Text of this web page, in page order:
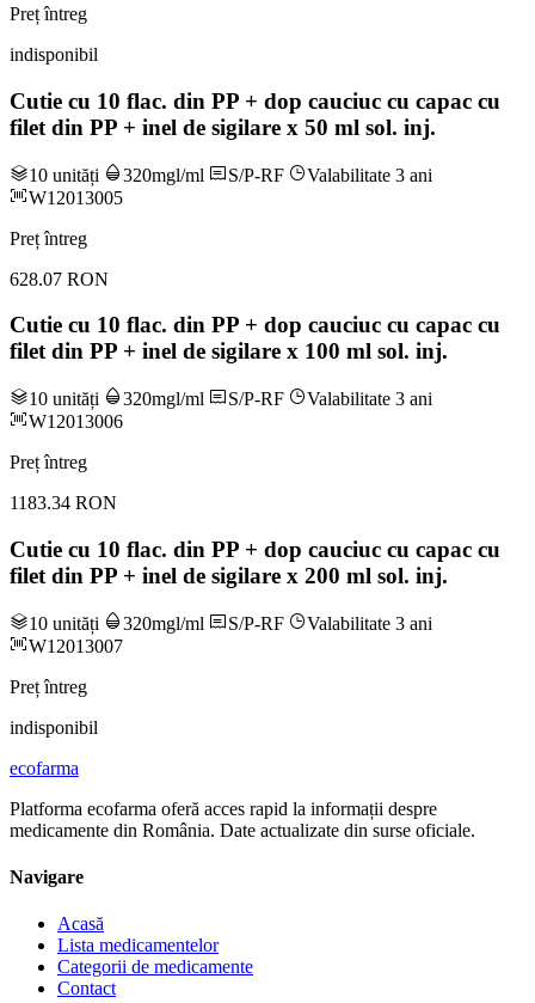
Preț întreg
indisponibil
Cutie cu 10 flac. din PP + dop cauciuc cu capac cu
filet din PP + inel de sigilare x 50 ml sol. inj.
10 unități 320mgl/ml S/P-RF
Valabilitate 3 ani
W12013005
Preț întreg
628.07 RON
Cutie cu 10 flac. din PP + dop cauciuc cu capac cu
filet din PP + inel de sigilare x 100 ml sol. inj.
10 unități 320mgl/ml S/P-RF
Valabilitate 3 ani
W12013006
Preț întreg
1183.34 RON
Cutie cu 10 flac. din PP + dop cauciuc cu capac cu
filet din PP + inel de sigilare x 200 ml sol. inj.
10 unități 320mgl/ml S/P-RF
Valabilitate 3 ani
W12013007
Preț întreg
indisponibil
ecofarma
Platforma ecofarma oferă acces rapid la informații despre
medicamente din România. Date actualizate din surse oficiale.
Navigare
Acasă
Lista medicamentelor
Categorii de medicamente
Contact